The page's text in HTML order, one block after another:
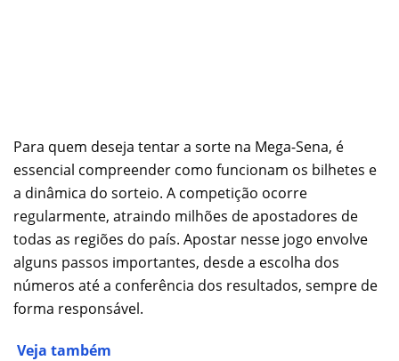
Para quem deseja tentar a sorte na Mega-Sena, é
essencial compreender como funcionam os bilhetes e
a dinâmica do sorteio. A competição ocorre
regularmente, atraindo milhões de apostadores de
todas as regiões do país. Apostar nesse jogo envolve
alguns passos importantes, desde a escolha dos
números até a conferência dos resultados, sempre de
forma responsável.
Veja também